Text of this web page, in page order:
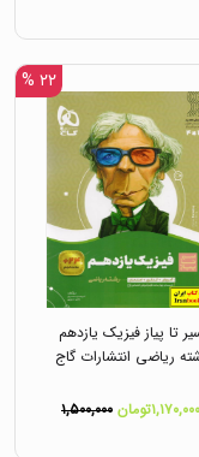
۲۲ %
تا پیاز فیزیک یازدهم
ریاضی انتشارات گاج
۱,۱۷۰,۰۰۰تومان ۱,۵۰۰,۰۰۰